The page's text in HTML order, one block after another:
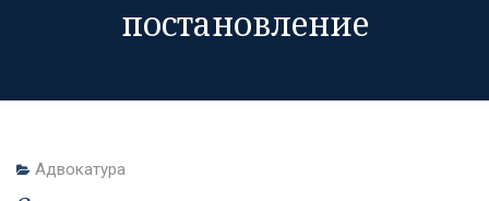
постановление
Адвокатура